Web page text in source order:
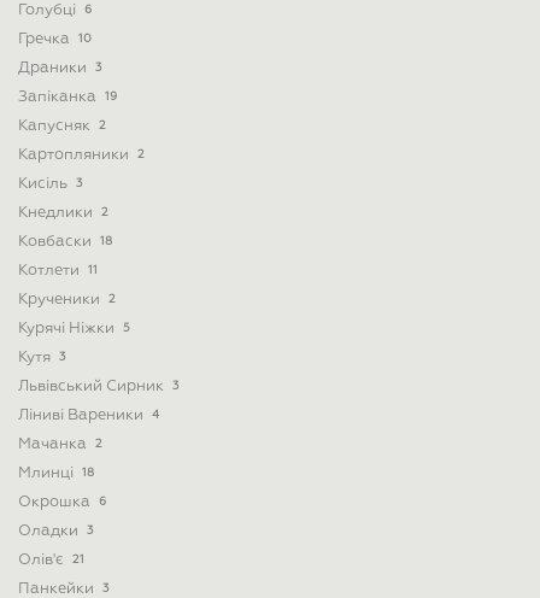
Голубці 6
Гречка 10
Драники 3
Запіканка 19
Капусняк 2
Картопляники 2
Кисіль 3
Кнедлики 2
Ковбаски 18
Котлети 11
Крученики 2
Курячі Ніжки 5
Кутя 3
Львівський Сирник 3
Ліниві Вареники 4
Мачанка 2
Млинці 18
Окрошка 6
Оладки 3
Олів'є 21
Панкейки 3